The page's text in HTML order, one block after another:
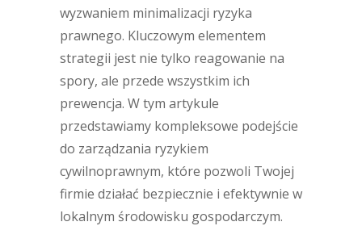
wyzwaniem minimalizacji ryzyka
prawnego. Kluczowym elementem
strategii jest nie tylko reagowanie na
spory, ale przede wszystkim ich
prewencja. W tym artykule
przedstawiamy kompleksowe podejście
do zarządzania ryzykiem
cywilnoprawnym, które pozwoli Twojej
firmie działać bezpiecznie i efektywnie w
lokalnym środowisku gospodarczym.